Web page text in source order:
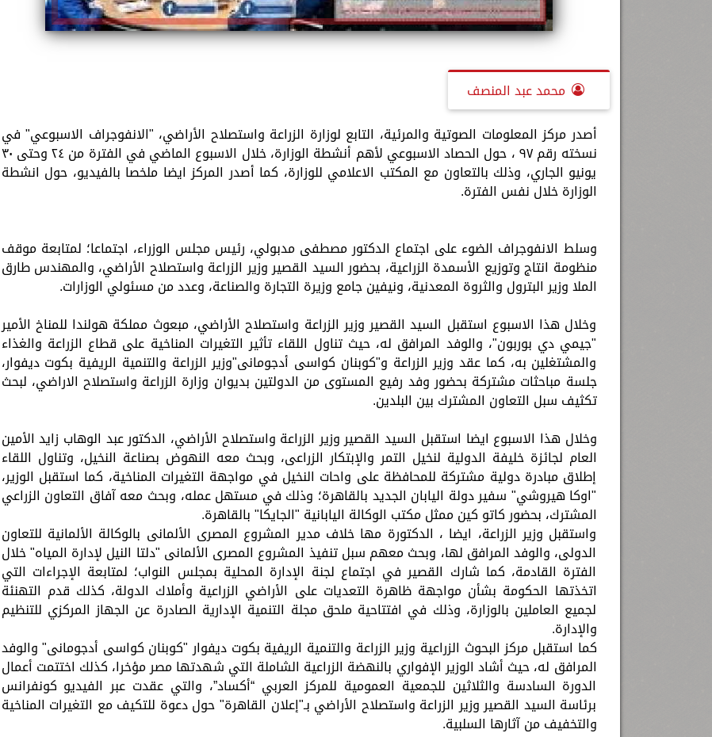
محمد عبد المنصف
أصدر مركز المعلومات الصوتية والمرئية، التابع لوزارة الزراعة واستصلاح الأراضي، "الانفوجراف الاسبوعي" في
نسخته رقم ٩٧ ، حول الحصاد الاسبوعي لأهم أنشطة الوزارة، خلال الاسبوع الماضي في الفترة من ٢٤ وحتى ٣٠
يونيو الجاري، وذلك بالتعاون مع المكتب الاعلامي للوزارة، كما أصدر المركز ايضا ملخصا بالفيديو، حول انشطة
الوزارة خلال نفس الفترة.
وسلط الانفوجراف الضوء على اجتماع الدكتور مصطفى مدبولي، رئيس مجلس الوزراء، اجتماعا؛ لمتابعة موقف
منظومة انتاج وتوزيع الأسمدة الزراعية، بحضور السيد القصير وزير الزراعة واستصلاح الأراضي، والمهندس طارق
الملا وزير البترول والثروة المعدنية، ونيفين جامع وزيرة التجارة والصناعة، وعدد من مسئولي الوزارات.
وخلال هذا الاسبوع استقبل السيد القصير وزير الزراعة واستصلاح الأراضي، مبعوث مملكة هولندا للمناخ الأمير
"جيمي دي بوربون"، والوفد المرافق له، حيث تناول اللقاء تأثير التغيرات المناخية على قطاع الزراعة والغذاء
والمشتغلين به، كما عقد وزير الزراعة و"كوبنان كواسى أدجومانى"وزير الزراعة والتنمية الريفية بكوت ديفوار،
جلسة مباحثات مشتركة بحضور وفد رفيع المستوى من الدولتين بديوان وزارة الزراعة واستصلاح الاراضي، لبحث
تكثيف سبل التعاون المشترك بين البلدين.
وخلال هذا الاسبوع ايضا استقبل السيد القصير وزير الزراعة واستصلاح الأراضي، الدكتور عبد الوهاب زايد الأمين
العام لجائزة خليفة الدولية لنخيل التمر والإبتكار الزراعى، وبحث معه النهوض بصناعة النخيل، وتناول اللقاء
إطلاق مبادرة دولية مشتركة للمحافظة على واحات النخيل في مواجهة التغيرات المناخية، كما استقبل الوزير،
"اوكا هيروشي" سفير دولة اليابان الجديد بالقاهرة؛ وذلك في مستهل عمله، وبحث معه آفاق التعاون الزراعي
المشترك، بحضور كاتو كين ممثل مكتب الوكالة اليابانية "الجايكا" بالقاهرة.
واستقبل وزير الزراعة، ايضا ، الدكتورة مها خلاف مدير المشروع المصرى الألمانى بالوكالة الألمانية للتعاون
الدولى، والوفد المرافق لها، وبحث معهم سبل تنفيذ المشروع المصرى الألمانى "دلتا النيل لإدارة المياه" خلال
الفترة القادمة، كما شارك القصير في اجتماع لجنة الإدارة المحلية بمجلس النواب؛ لمتابعة الإجراءات التي
اتخذتها الحكومة بشأن مواجهة ظاهرة التعديات على الأراضي الزراعية وأملاك الدولة، كذلك قدم التهنئة
لجميع العاملين بالوزارة، وذلك في افتتاحية ملحق مجلة التنمية الإدارية الصادرة عن الجهاز المركزي للتنظيم
والإدارة.
كما استقبل مركز البحوث الزراعية وزير الزراعة والتنمية الريفية بكوت ديفوار "كوبنان كواسى أدجومانى" والوفد
المرافق له، حيث أشاد الوزير الإفواري بالنهضة الزراعية الشاملة التي شهدتها مصر مؤخرا، كذلك اختتمت أعمال
الدورة السادسة والثلاثين للجمعية العمومية للمركز العربي “أكساد”، والتي عقدت عبر الفيديو كونفرانس
برئاسة السيد القصير وزير الزراعة واستصلاح الأراضي بـ"إعلان القاهرة" حول دعوة للتكيف مع التغيرات المناخية
والتخفيف من آثارها السلبية.